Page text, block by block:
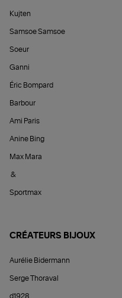
Kujten
Samsoe Samsoe
Soeur
Ganni
Éric Bompard
Barbour
Ami Paris
Anine Bing
Max Mara
&
Sportmax
CRÉATEURS BIJOUX
Aurélie Bidermann
Serge Thoraval
d1928